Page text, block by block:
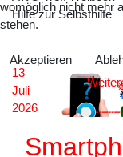
Hilfe zur Selbsthilfe
13
Juli
2026
womöglich nicht mehr
stehen.
Akzeptieren